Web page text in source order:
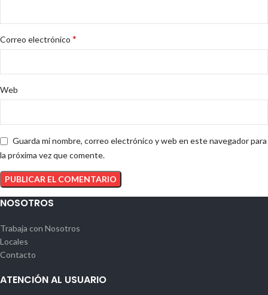
Correo electrónico *
Web
Guarda mi nombre, correo electrónico y web en este navegador para
la próxima vez que comente.
NOSOTROS
Trabaja con Nosotros
Locales
Contacto
ATENCIÓN AL USUARIO